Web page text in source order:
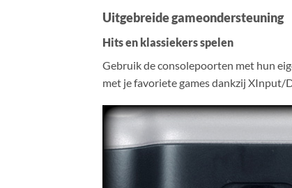
Uitgebreide gameondersteuning
Hits en klassiekers spelen
Gebruik de consolepoorten met hun
met je favoriete games dankzij XInput/